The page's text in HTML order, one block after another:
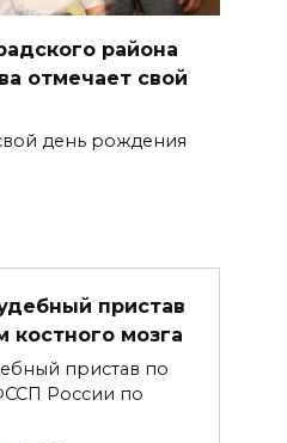
района
отмечает свой
день рождения
пристав
костного мозга
пристав по
России по